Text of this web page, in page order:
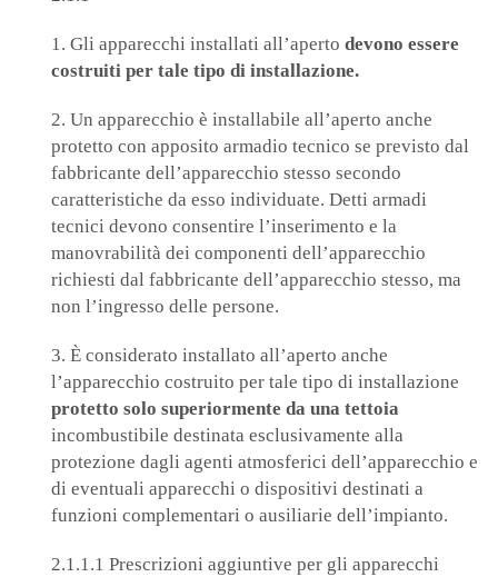
1. Gli apparecchi installati all’aperto devono essere
costruiti per tale tipo di installazione.
2. Un apparecchio è installabile all’aperto anche
protetto con apposito armadio tecnico se previsto dal
fabbricante dell’apparecchio stesso secondo
caratteristiche da esso individuate. Detti armadi
tecnici devono consentire l’inserimento e la
manovrabilità dei componenti dell’apparecchio
richiesti dal fabbricante dell’apparecchio stesso, ma
non l’ingresso delle persone.
3. È considerato installato all’aperto anche
l’apparecchio costruito per tale tipo di installazione
protetto solo superiormente da una tettoia
incombustibile destinata esclusivamente alla
protezione dagli agenti atmosferici dell’apparecchio e
di eventuali apparecchi o dispositivi destinati a
funzioni complementari o ausiliarie dell’impianto.
2.1.1.1 Prescrizioni aggiuntive per gli apparecchi